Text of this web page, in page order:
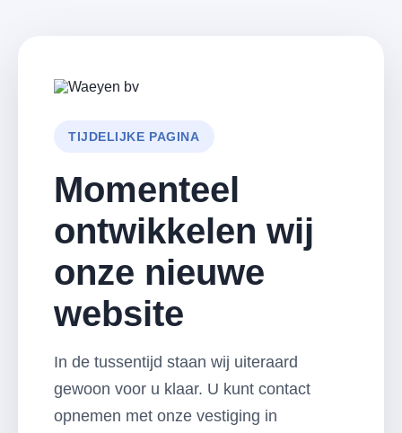
TIJDELIJKE PAGINA
Momenteel
ontwikkelen wij
onze nieuwe
website
In de tussentijd staan wij uiteraard
gewoon voor u klaar. U kunt contact
opnemen met onze vestiging in